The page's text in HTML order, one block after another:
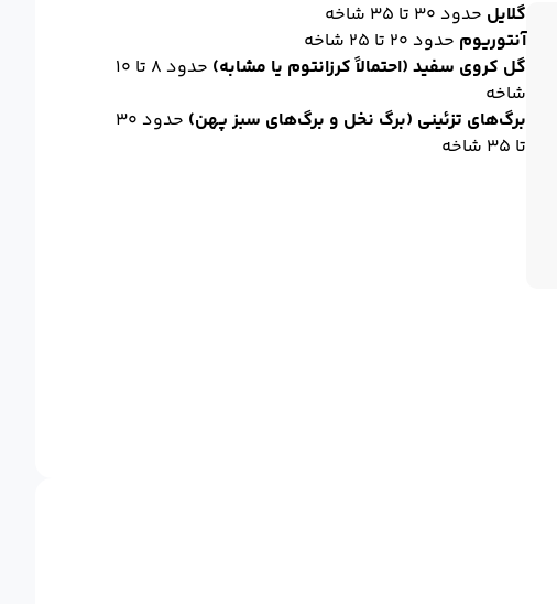
گلایل حدود ۳۰ تا ۳۵ شاخه
آنتوریوم حدود ۲۰ تا ۲۵ شاخه
گل کروی سفید (احتمالاً کرزانتوم یا مشابه)
حدود ۸ تا ۱۰
شاخه
برگ‌های تزئینی (برگ نخل و برگ‌های سبز پهن)
حدود ۳۰
تا ۳۵ شاخه